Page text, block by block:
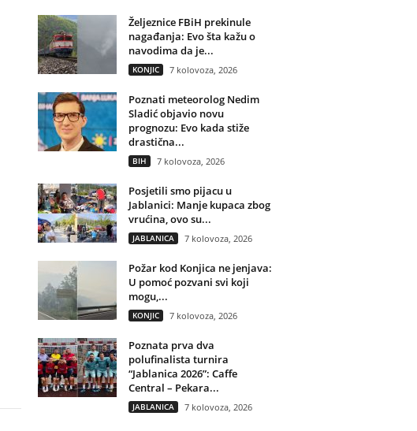
Željeznice FBiH prekinule
nagađanja: Evo šta kažu o
navodima da je...
KONJIC 7 kolovoza, 2026
Poznati meteorolog Nedim
Sladić objavio novu
prognozu: Evo kada stiže
drastična...
BIH 7 kolovoza, 2026
Posjetili smo pijacu u
Jablanici: Manje kupaca zbog
vrućina, ovo su...
JABLANICA 7 kolovoza, 2026
Požar kod Konjica ne jenjava:
U pomoć pozvani svi koji
mogu,...
KONJIC 7 kolovoza, 2026
Poznata prva dva
polufinalista turnira
“Jablanica 2026”: Caffe
Central – Pekara...
JABLANICA 7 kolovoza, 2026